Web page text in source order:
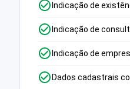
Indicação de
Indicação de
Indicação de
Dados cadastrais